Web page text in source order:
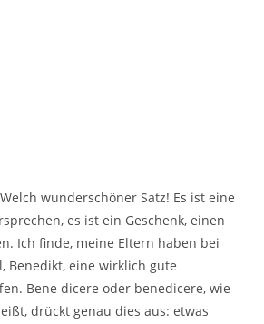
wunderschöner Satz! Es ist eine
es ist ein Geschenk, einen
Ich finde, meine Eltern haben bei
Benedikt, eine wirklich gute
Bene dicere oder benedicere, wie
drückt genau dies aus: etwas